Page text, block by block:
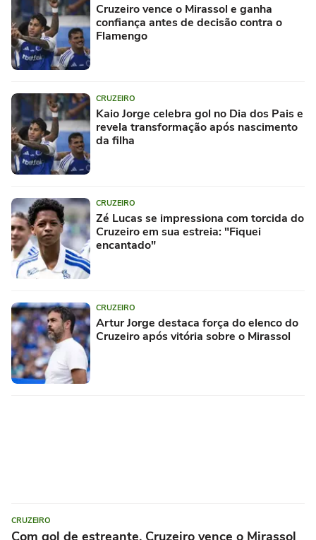
Cruzeiro vence o Mirassol e ganha
confiança antes de decisão contra o
Flamengo
CRUZEIRO
Kaio Jorge celebra gol no Dia dos Pais e
revela transformação após nascimento
da filha
CRUZEIRO
Zé Lucas se impressiona com torcida do
Cruzeiro em sua estreia: "Fiquei
encantado"
CRUZEIRO
Artur Jorge destaca força do elenco do
Cruzeiro após vitória sobre o Mirassol
CRUZEIRO
Com gol de estreante, Cruzeiro vence o Mirassol